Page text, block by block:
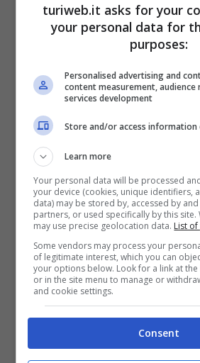
Nuovo Bonus Per Le Famiglie
Requisiti, Come Fare
Se siete in Puglia è
momento di gioire. Questo
turiweb.it asks for your
your personal data for
purposes:
Personalised advertising and
content measurement, audience
services development
Store and/or access information
Learn more
Your personal data will be processed
your device (cookies, unique identifiers,
data) may be stored by, accessed by
partners, or used specifically by this
may use precise geolocation data. List
Some vendors may process your
of legitimate interest, which you can
your options below. Look for a link at
or in the site menu to manage or
and cookie settings.
Consent